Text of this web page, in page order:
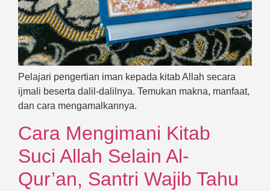
Pelajari pengertian iman kepada kitab Allah secara
ijmali beserta dalil-dalilnya. Temukan makna, manfaat,
dan cara mengamalkannya.
Cara Mengimani Kitab
Suci Allah Selain Al-
Qur’an, Santri Wajib Tahu